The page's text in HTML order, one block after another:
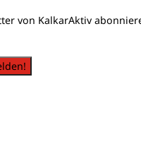
von KalkarAktiv